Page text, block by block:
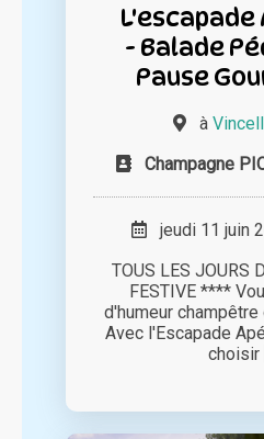
- Balade
Pause
à
Champagne
jeudi 11 juin
TOUS LES JOURS
FESTIVE ****
d'humeur champêtre
Avec l'Escapade
choisir